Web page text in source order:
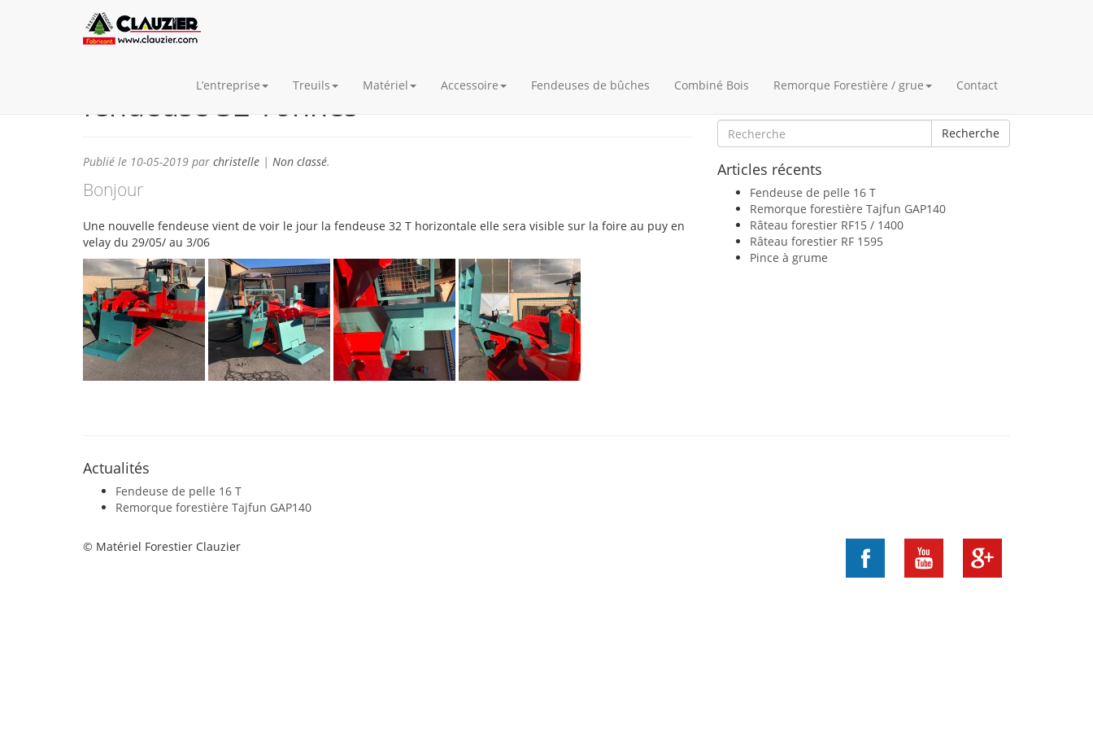
L’entreprise Treuils Matériel Accessoire Fendeuses de bûches Combiné Bois Remorque Forestière / grue Contact
fendeuse 32 Tonnes
Publié le 10-05-2019 par christelle | Non classé.
Bonjour
Une nouvelle fendeuse vient de voir le jour la fendeuse 32 T horizontale elle sera visible sur la foire au puy en
velay du 29/05/ au 3/06
Bienvenue dans les actualités
Recherche
Articles récents
Fendeuse de pelle 16 T
Remorque forestière Tajfun GAP140
Râteau forestier RF15 / 1400
Râteau forestier RF 1595
Pince à grume
Actualités
Fendeuse de pelle 16 T
Remorque forestière Tajfun GAP140
© Matériel Forestier Clauzier